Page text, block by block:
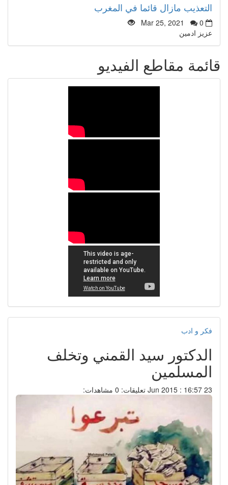
التعذيب مازال قائما في المغرب
Mar 25, 2021
0
عزيز ادمين
قائمة مقاطع الفيديو
فكر و ادب
الدكتور سيد القمني وتخلف
المسلمين
تعليقات: 0 مشاهدات: